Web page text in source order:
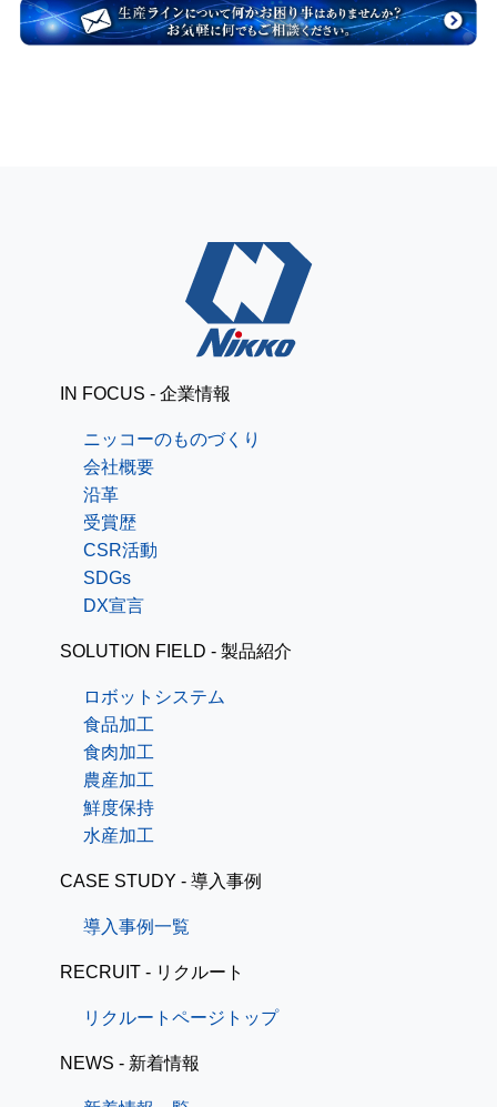
IN FOCUS - 企業情報
ニッコーのものづくり
会社概要
沿革
受賞歴
CSR活動
SDGs
DX宣言
SOLUTION FIELD - 製品紹介
ロボットシステム
食品加工
食肉加工
農産加工
鮮度保持
水産加工
CASE STUDY - 導入事例
導入事例一覧
RECRUIT - リクルート
リクルートページトップ
NEWS - 新着情報